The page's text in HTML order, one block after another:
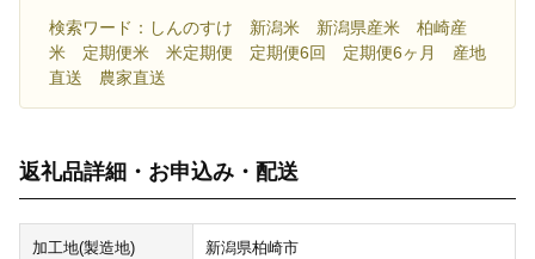
検索ワード：しんのすけ 新潟米 新潟県産米 柏崎産
米 定期便米 米定期便 定期便6回 定期便6ヶ月 産地
直送 農家直送
返礼品詳細・お申込み・配送
加工地(製造地) 新潟県柏崎市